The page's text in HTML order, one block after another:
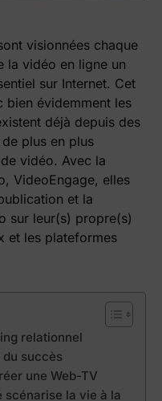
visionnées chaque
la vidéo en ligne un
sur Internet. Cet
bien évidemment les
déjà depuis des
plus en plus
vidéo. Avec la
VideoEngage, elles
et la
sur leur(s) propre(s)
et les plateformes
relationnel
du succès
une Web-TV
scénarise la vie à la